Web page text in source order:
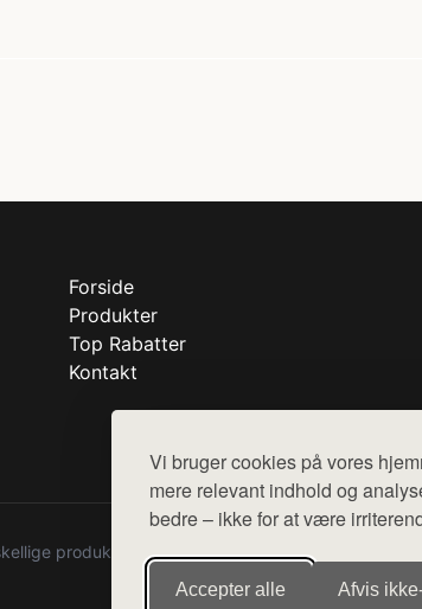
Vi bruger cookies på vores
mere relevant indhold og
bedre – ikke for at være
Accepter alle Afvis
Forside
Produkter
Top Rabatter
Kontakt
produkter fra diverse webshops. Der sælges